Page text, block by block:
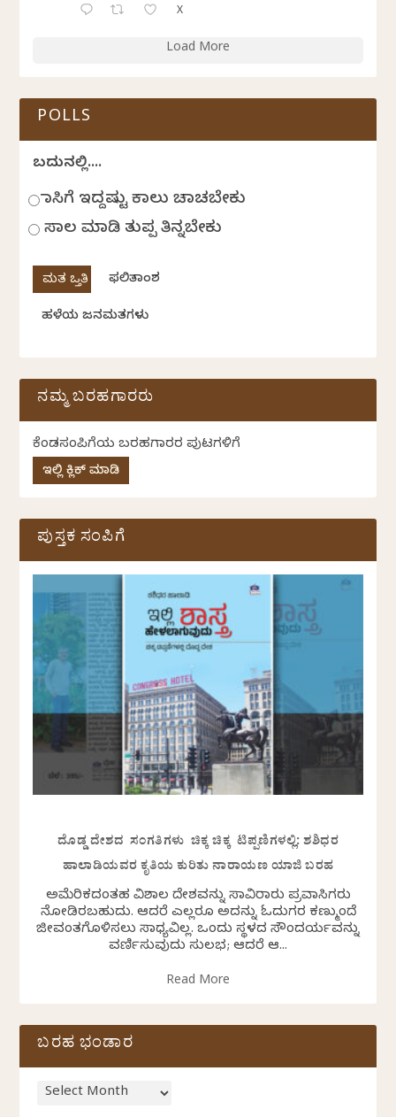
X
Load More
POLLS
ಬದುಕಿನಲ್ಲಿ....
ಹಾಸಿಗೆ ಇದ್ದಷ್ಟು ಕಾಲು ಚಾಚಬೇಕು
ಸಾಲ ಮಾಡಿ ತುಪ್ಪ ತಿನ್ನಬೇಕು
ಫಲಿತಾಂಶ
ಹಳೆಯ ಜನಮತಗಳು
ನಮ್ಮ ಬರಹಗಾರರು
ಕೆಂಡಸಂಪಿಗೆಯ ಬರಹಗಾರರ ಪುಟಗಳಿಗೆ
ಇಲ್ಲಿ ಕ್ಲಿಕ್ ಮಾಡಿ
ಪುಸ್ತಕ ಸಂಪಿಗೆ
ದೊಡ್ಡ ದೇಶದ ಸಂಗತಿಗಳು ಚಿಕ್ಕ ಚಿಕ್ಕ ಟಿಪ್ಪಣಿಗಳಲ್ಲಿ: ಶಶಿಧರ
ಹಾಲಾಡಿಯವರ ಕೃತಿಯ ಕುರಿತು ನಾರಾಯಣ ಯಾಜಿ ಬರಹ
ಅಮೆರಿಕದಂತಹ ವಿಶಾಲ ದೇಶವನ್ನು ಸಾವಿರಾರು ಪ್ರವಾಸಿಗರು
ನೋಡಿರಬಹುದು. ಆದರೆ ಎಲ್ಲರೂ ಅದನ್ನು ಓದುಗರ ಕಣ್ಮುಂದೆ
ಜೀವಂತಗೊಳಿಸಲು ಸಾಧ್ಯವಿಲ್ಲ. ಒಂದು ಸ್ಥಳದ ಸೌಂದರ್ಯವನ್ನು
ವರ್ಣಿಸುವುದು ಸುಲಭ; ಆದರೆ ಆ...
Read More
ಬರಹ ಭಂಡಾರ